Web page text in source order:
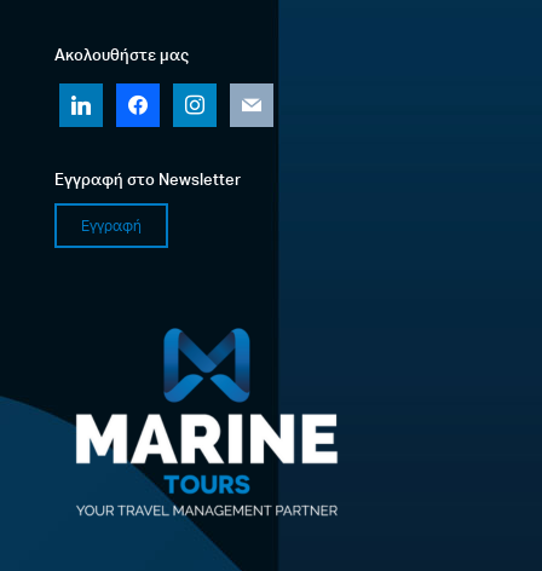
Ακολουθήστε μας
linkedin
facebook instagram
Εγγραφή στο Newsletter
Εγγραφή